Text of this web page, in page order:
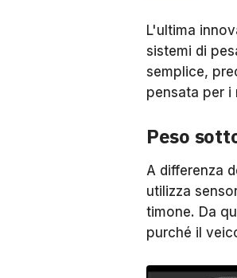
L'ultima
sistemi di
semplice,
pensata per i
Peso
A differenza
utilizza
timone. Da
purché il